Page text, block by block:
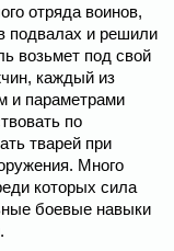
отряда воинов,
подвалах и решили
возьмет под свой
каждый из
и параметрами
по
тварей при
Много
которых сила
боевые навыки